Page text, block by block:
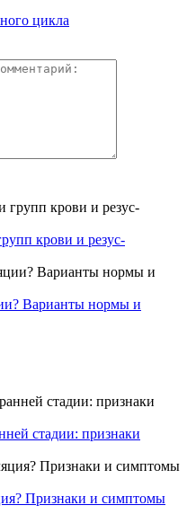
цикла
крови и резус-
Варианты нормы и
стадии: признаки
Признаки и симптомы